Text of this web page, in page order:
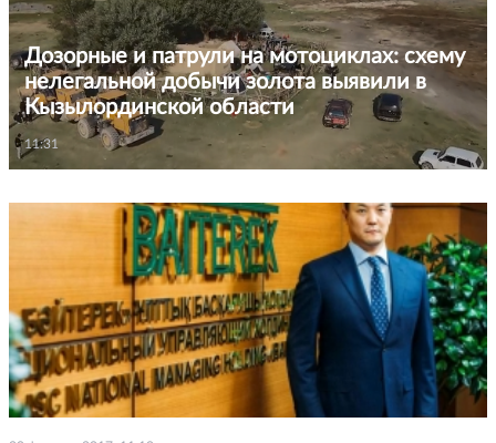
Дозорные и патрули на мотоциклах: схему
нелегальной добычи золота выявили в
Кызылординской области
11:31